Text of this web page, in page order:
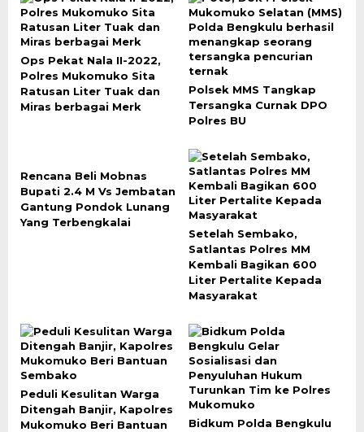
Ops Pekat Nala II-2022,
Polres Mukomuko Sita
Ratusan Liter Tuak dan
Miras berbagai Merk
Polsek MMS Tangkap
Tersangka Curnak DPO
Polres BU
Rencana Beli Mobnas
Bupati 2.4 M Vs Jembatan
Gantung Pondok Lunang
Yang Terbengkalai
Setelah Sembako,
Satlantas Polres MM
Kembali Bagikan 600
Liter Pertalite Kepada
Masyarakat
Peduli Kesulitan Warga
Ditengah Banjir, Kapolres
Mukomuko Beri Bantuan
Bidkum Polda Bengkulu